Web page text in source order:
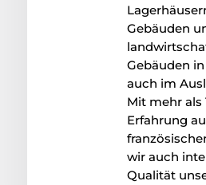
Gebäuden
Gebäuden
auch im
Mit mehr als
Erfahrung
wir auch
Qualität